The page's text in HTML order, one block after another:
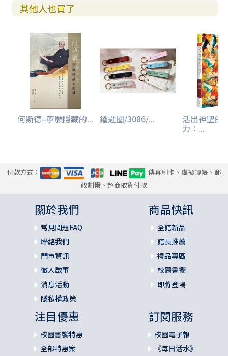
猶大書 252
其他人也買了
何斯德–寧願隱藏的... 鑰匙圈/3086/... 活出神聖的
力：...
付款方式：
傳真刷卡、虛擬轉帳、郵
政劃撥、超商取貨付款
關於我們
常見問題FAQ
聯絡我們
門市資訊
徵人啟事
消息活動
隱私權政策
商品快訊
全館新品
館長推薦
禮品專區
校園書饗
即將登場
注目優惠
校園書饗特惠
全部特惠案
訂閱服務
校園電子報
《每日活水》